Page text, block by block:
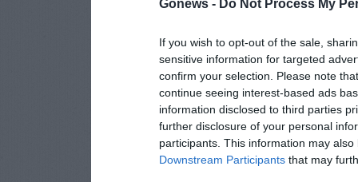
Gonews - Do Not Process My
If you wish to opt-out of the sale,
sensitive information for targeted
confirm your selection. Please note
continue seeing interest-based ads
information disclosed to third parties
further disclosure of your personal
participants. This information may
Downstream Participants that may